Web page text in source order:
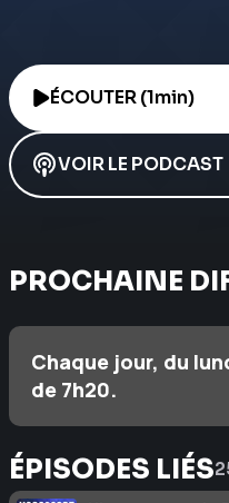
ÉCOUTER (1min)
VOIR LE PODCAST
PROCHAINE
Chaque jour, du
de 7h20.
ÉPISODES LIÉS